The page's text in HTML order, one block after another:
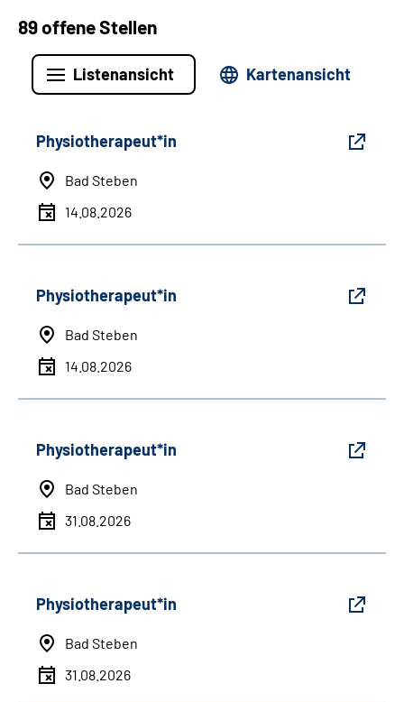
89 offene Stellen
Listenansicht Kartenansicht
Physiotherapeut*in
Bad Steben
14.08.2026
Physiotherapeut*in
Bad Steben
14.08.2026
Physiotherapeut*in
Bad Steben
31.08.2026
Physiotherapeut*in
Bad Steben
31.08.2026